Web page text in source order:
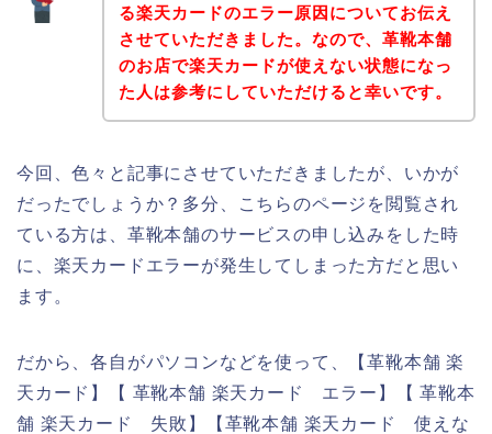
る楽天カードのエラー原因についてお伝え
させていただきました。なので、革靴本舗
のお店で楽天カードが使えない状態になっ
た人は参考にしていただけると幸いです。
今回、色々と記事にさせていただきましたが、いかが
だったでしょうか？多分、こちらのページを閲覧され
ている方は、革靴本舗のサービスの申し込みをした時
に、楽天カードエラーが発生してしまった方だと思い
ます。
だから、各自がパソコンなどを使って、【革靴本舗 楽
天カード】【 革靴本舗 楽天カード エラー】【 革靴本
舗 楽天カード 失敗】【革靴本舗 楽天カード 使えな